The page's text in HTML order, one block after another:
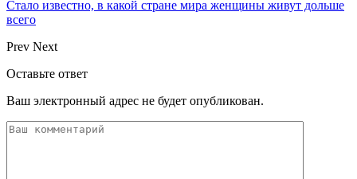
Стало известно, в какой стране мира женщины живут дольше
всего
Prev Next
Оставьте ответ
Ваш электронный адрес не будет опубликован.